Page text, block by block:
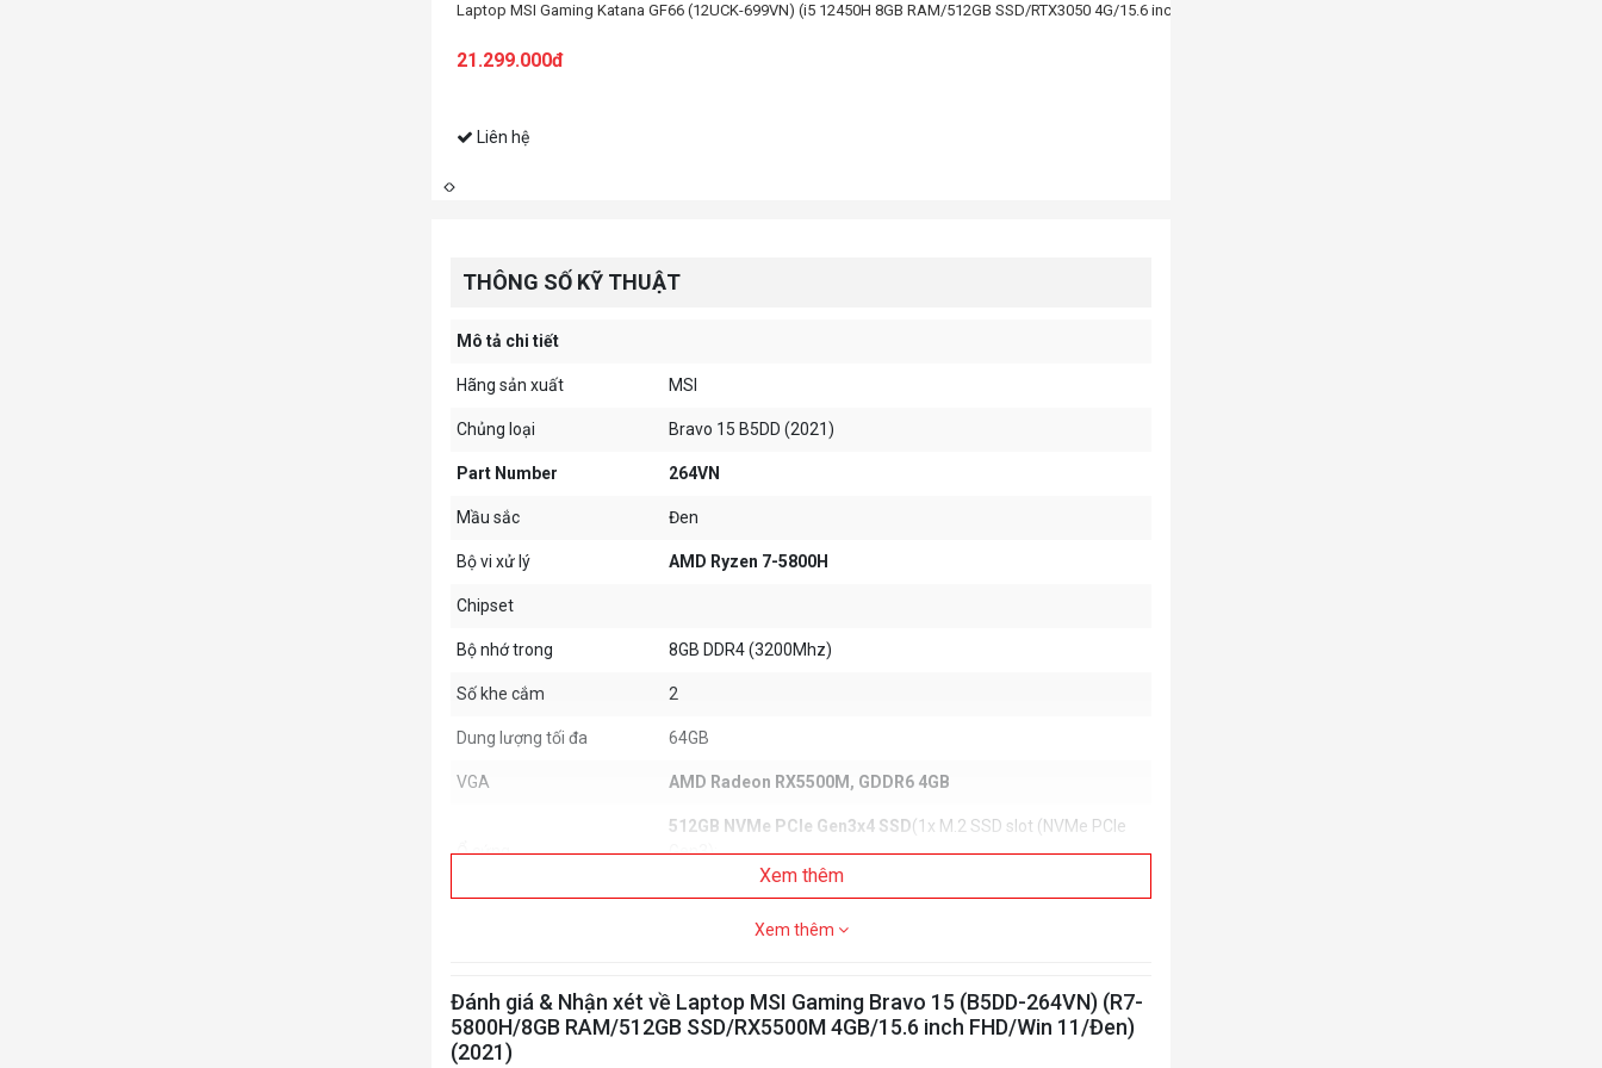
Laptop MSI Gaming Katana GF66 (12UCK-699VN) (i5 12450H 8GB RAM/512GB SSD/RTX3050 4G/15.6 inch FHD 144Hz/Win11/Đen) (2022)
21.299.000đ
Liên hệ
THÔNG SỐ KỸ THUẬT
Mô tả chi tiết
Hãng sản xuất MSI
Chủng loại Bravo 15 B5DD (2021)
Part Number 264VN
Mầu sắc Đen
Bộ vi xử lý AMD Ryzen 7-5800H
Chipset
Bộ nhớ trong 8GB DDR4 (3200Mhz)
Số khe cắm 2
Dung lượng tối đa 64GB
VGA AMD Radeon RX5500M, GDDR6 4GB
Ổ cứng
512GB NVMe PCle Gen3x4 SSD(1x M.2 SSD slot (NVMe PCIe
Gen3);
1x M.2 SSD Combo slot (NVMe PCIe Gen3 / SATA))
Keyboard Single backlight KB (red)
Màn hình
Xem thêm
Xem thêm
Đánh giá & Nhận xét về Laptop MSI Gaming Bravo 15 (B5DD-264VN) (R7-
5800H/8GB RAM/512GB SSD/RX5500M 4GB/15.6 inch FHD/Win 11/Đen)
(2021)